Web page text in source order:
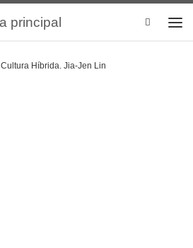
Search
Cultura Híbrida. Jia-Jen Lin